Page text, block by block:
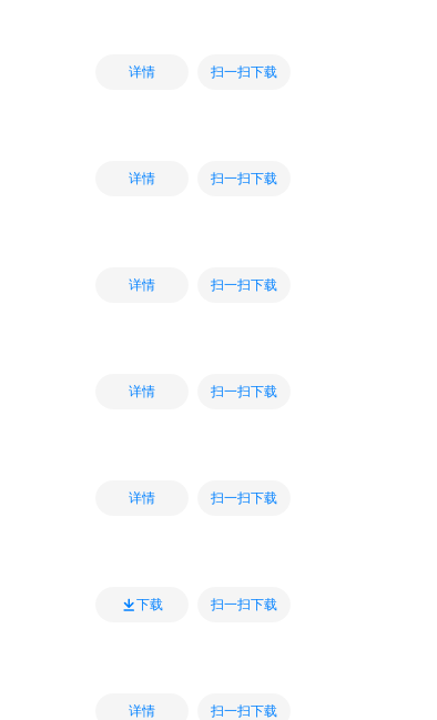
详情 扫一扫下载
详情 扫一扫下载
详情 扫一扫下载
详情 扫一扫下载
详情 扫一扫下载
下载 扫一扫下载
详情 扫一扫下载